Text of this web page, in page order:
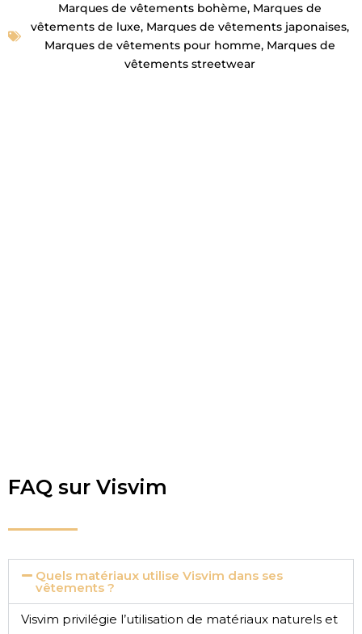
Marques de vêtements bohème, Marques de
vêtements de luxe, Marques de vêtements japonaises,
Marques de vêtements pour homme, Marques de
vêtements streetwear
FAQ sur Visvim
Quels matériaux utilise Visvim dans ses
vêtements ?
Visvim privilégie l’utilisation de matériaux naturels et